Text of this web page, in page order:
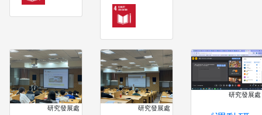
研究發展處 研究發展處
研究發展處